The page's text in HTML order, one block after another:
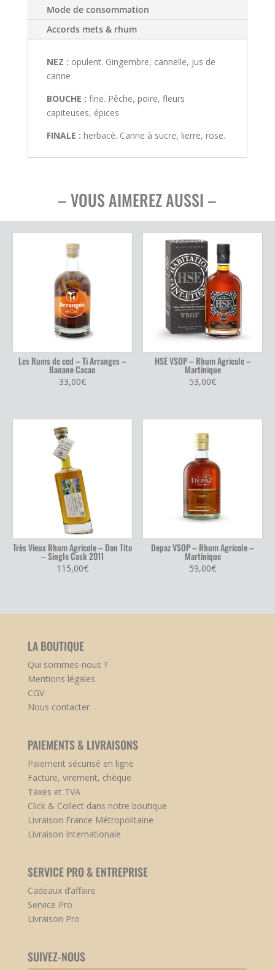
Mode de consommation
Accords mets & rhum
NEZ : opulent. Gingembre, cannelle, jus de
canne
BOUCHE : fine. Pêche, poire, fleurs
capiteuses, épices
FINALE : herbacé. Canne à sucre, lierre, rose.
– VOUS AIMEREZ AUSSI –
Les Rums de ced – Ti Arranges –
Banane Cacao
33,00€
HSE VSOP – Rhum Agricole –
Martinique
53,00€
Très Vieux Rhum Agricole – Don Tito
– Single Cask 2011
115,00€
Depaz VSOP – Rhum Agricole –
Martinique
59,00€
LA BOUTIQUE
Qui sommes-nous ?
Mentions légales
CGV
Nous contacter
PAIEMENTS & LIVRAISONS
Paiement sécurisé en ligne
Facture, virement, chèque
Taxes et TVA
Click & Collect dans notre boutique
Livraison France Métropolitaine
Livraison Internationale
SERVICE PRO & ENTREPRISE
Cadeaux d’affaire
Service Pro
Livraison Pro
SUIVEZ-NOUS